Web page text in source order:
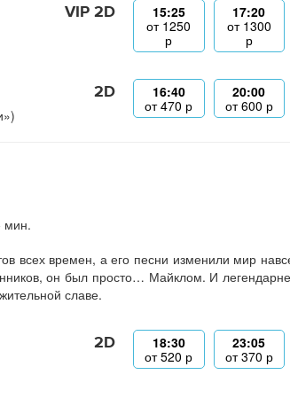
VIP 2D
15:25
от 1250
р
17:20
от 1300
р
2D
16:40
от470 р
20:00
от600 р
всех времен, а его песни изменили мир
он был просто… Майклом. И
славе.
2D
18:30
от520 р
23:05
от370 р